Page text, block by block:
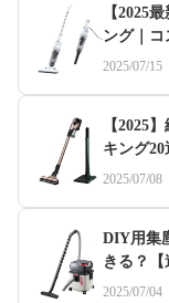
【2025
ング｜コ
2025/07/15
【2025
キング
2025/07/08
DIY用集
きる？【
2025/07/04